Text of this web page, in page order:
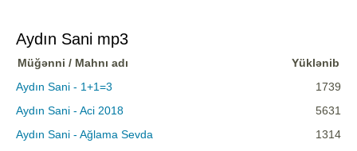
Aydın Sani mp3
Müğənni / Mahnı adı
Yüklənib
Aydın Sani - 1+1=3
1739
Aydın Sani - Aci 2018
5631
Aydın Sani - Ağlama Sevda
1314